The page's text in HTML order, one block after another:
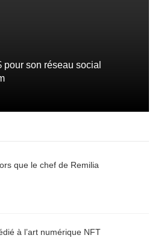
son réseau social
que le chef de Remilia
à l’art numérique NFT